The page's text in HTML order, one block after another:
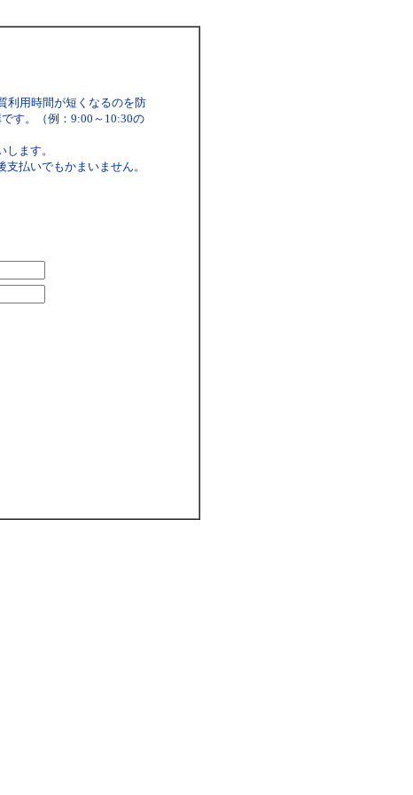
利用時間が短くなるのを防
す。（例：9:00～10:30の
ます。
払いでもかまいません。